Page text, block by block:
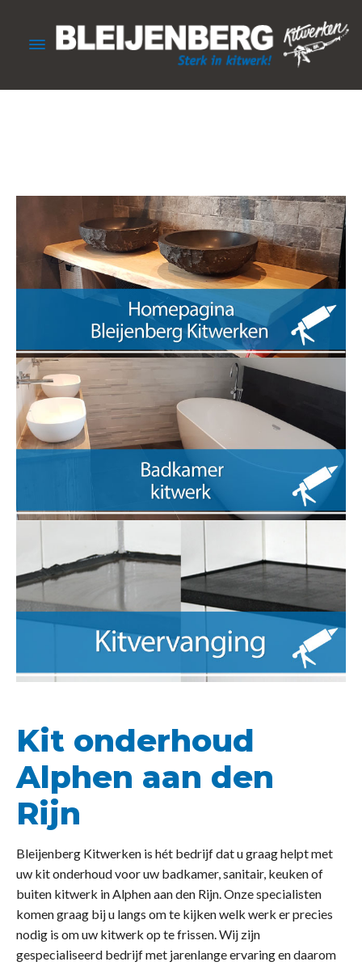
Kit onderhoud
Alphen aan den
Rijn
Bleijenberg Kitwerken is hét bedrijf dat u graag helpt met
uw kit onderhoud voor uw badkamer, sanitair, keuken of
buiten kitwerk in Alphen aan den Rijn. Onze specialisten
komen graag bij u langs om te kijken welk werk er precies
nodig is om uw kitwerk op te frissen. Wij zijn
gespecialiseerd bedrijf met jarenlange ervaring en daarom